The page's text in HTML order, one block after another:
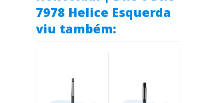
7978 Helice Esquerda
viu também: